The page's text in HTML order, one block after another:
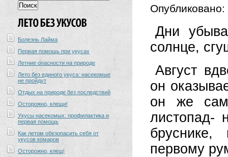
Болезнь Лайма
Первая помощь при укусах
Летние опасности на природе
Лето без единого укуса: насекомые
не пройдут
Отдых на природе без последствий
Осторожно, клещи!
Укусы насекомых: профилактика и
первая помощь
Как летом обезопасить себя от
укусов комаров
Осторожно, клещ!
Опубликовано:
Дни
солнце,
Август
он
он же
листопад-
первому